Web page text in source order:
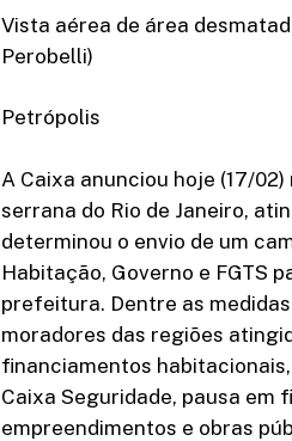
Vista aérea de área
Perobelli)
Petrópolis
A Caixa anunciou hoje (17/
serrana do Rio de Janeiro,
determinou o envio de um
Habitação, Governo e FGTS
prefeitura. Dentre as
moradores das regiões
financiamentos
Caixa Seguridade, pausa em
empreendimentos e obras